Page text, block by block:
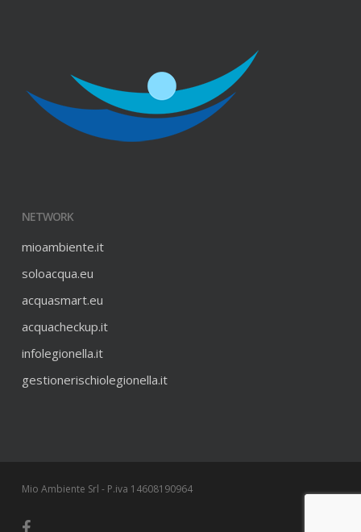
NETWORK
mioambiente.it
soloacqua.eu
acquasmart.eu
acquacheckup.it
infolegionella.it
gestionerischiolegionella.it
Mio Ambiente Srl - P.iva 14608190964
facebook